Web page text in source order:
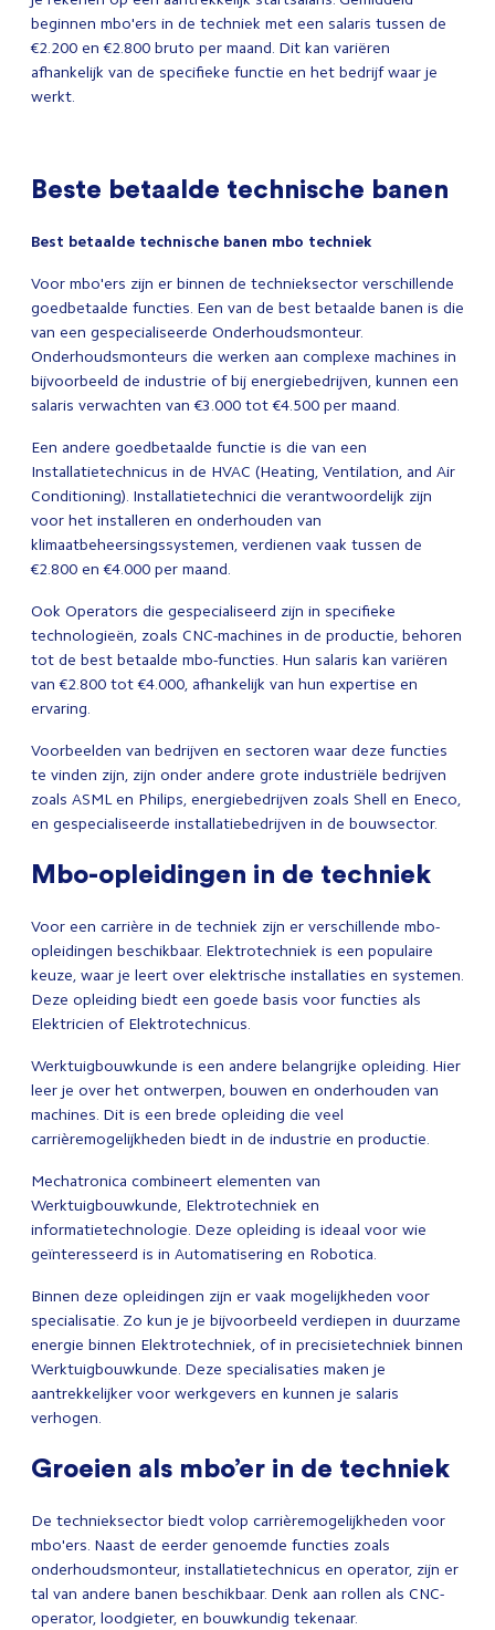
beginnen mbo'ers in de techniek met een salaris tussen de
€2.200 en €2.800 bruto per maand. Dit kan variëren
afhankelijk van de specifieke functie en het bedrijf waar je
werkt.
Beste betaalde technische banen
Best betaalde technische banen mbo techniek
Voor mbo'ers zijn er binnen de technieksector verschillende
goedbetaalde functies. Een van de best betaalde banen is die
van een gespecialiseerde Onderhoudsmonteur.
Onderhoudsmonteurs die werken aan complexe machines in
bijvoorbeeld de industrie of bij energiebedrijven, kunnen een
salaris verwachten van €3.000 tot €4.500 per maand.
Een andere goedbetaalde functie is die van een
Installatietechnicus in de HVAC (Heating, Ventilation, and Air
Conditioning). Installatietechnici die verantwoordelijk zijn
voor het installeren en onderhouden van
klimaatbeheersingssystemen, verdienen vaak tussen de
€2.800 en €4.000 per maand.
Ook Operators die gespecialiseerd zijn in specifieke
technologieën, zoals CNC-machines in de productie, behoren
tot de best betaalde mbo-functies. Hun salaris kan variëren
van €2.800 tot €4.000, afhankelijk van hun expertise en
ervaring.
Voorbeelden van bedrijven en sectoren waar deze functies
te vinden zijn, zijn onder andere grote industriële bedrijven
zoals ASML en Philips, energiebedrijven zoals Shell en Eneco,
en gespecialiseerde installatiebedrijven in de bouwsector.
Mbo-opleidingen in de techniek
Voor een carrière in de techniek zijn er verschillende mbo-
opleidingen beschikbaar. Elektrotechniek is een populaire
keuze, waar je leert over elektrische installaties en systemen.
Deze opleiding biedt een goede basis voor functies als
Elektricien of Elektrotechnicus.
Werktuigbouwkunde is een andere belangrijke opleiding. Hier
leer je over het ontwerpen, bouwen en onderhouden van
machines. Dit is een brede opleiding die veel
carrièremogelijkheden biedt in de industrie en productie.
Mechatronica combineert elementen van
Werktuigbouwkunde, Elektrotechniek en
informatietechnologie. Deze opleiding is ideaal voor wie
geïnteresseerd is in Automatisering en Robotica.
Binnen deze opleidingen zijn er vaak mogelijkheden voor
specialisatie. Zo kun je je bijvoorbeeld verdiepen in duurzame
energie binnen Elektrotechniek, of in precisietechniek binnen
Werktuigbouwkunde. Deze specialisaties maken je
aantrekkelijker voor werkgevers en kunnen je salaris
verhogen.
Groeien als mbo’er in de techniek
De technieksector biedt volop carrièremogelijkheden voor
mbo'ers. Naast de eerder genoemde functies zoals
onderhoudsmonteur, installatietechnicus en operator, zijn er
tal van andere banen beschikbaar. Denk aan rollen als CNC-
operator, loodgieter, en bouwkundig tekenaar.